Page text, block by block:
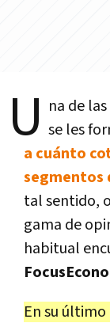
U na de
se les
a cuánto
segmentos
tal sentido,
gama de
habitual
En su